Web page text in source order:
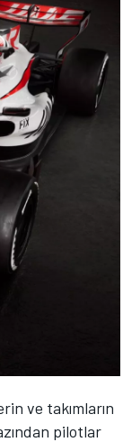
ve takımların
pilotlar